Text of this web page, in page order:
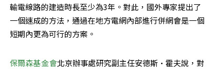
輸電線路的建造時長至少為3年。對此，國外專家提出了
一個速成的方法，通過在地方電網內部進行併網會是一個
短期內更為可行的方案。
保爾森基金會北京辦事處研究副主任安德斯·霍夫說，對